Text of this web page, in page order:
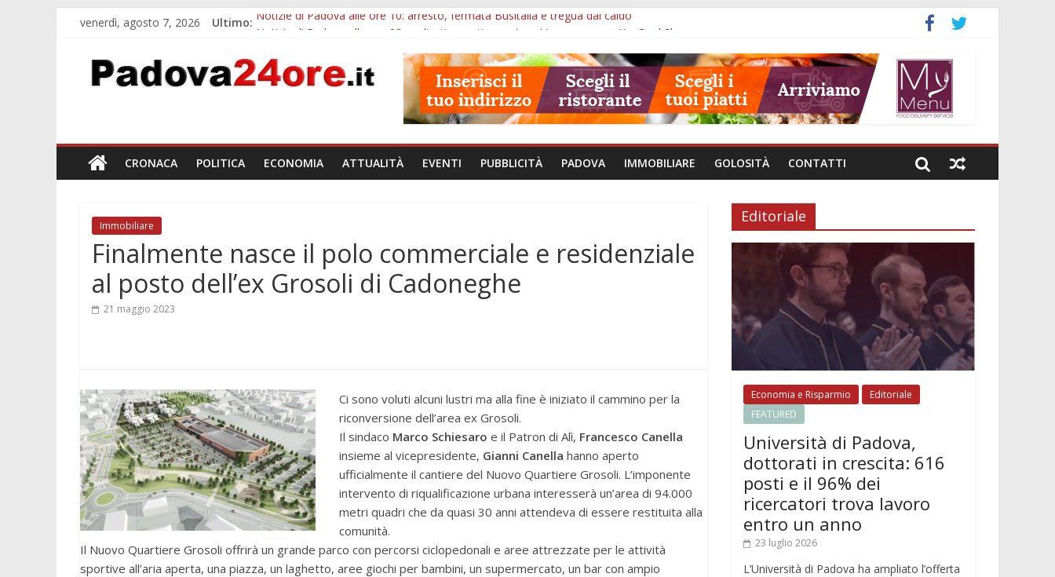
venerdì, agosto 7, 2026 Ultimo: Notizie di Padova alle ore 10: arresto, fermata Busitalia e tregua dal caldo
Bando sicurezza urbana Veneto: 650mila euro per Comuni e Polizie locali
Sicurezza esodo estivo Padova: più controlli su strade, stazioni e treni
Bonus trasporto pubblico Veneto: 200 euro per l’abbonamento annuale
CRONACA POLITICA ECONOMIA ATTUALITÀ EVENTI PUBBLICITÀ PADOVA IMMOBILIARE GOLOSITÀ CONTATTI
Immobiliare
Finalmente nasce il polo commerciale e residenziale
al posto dell’ex Grosoli di Cadoneghe
21 maggio 2023
Ci sono voluti alcuni lustri ma alla fine è iniziato il cammino per la
riconversione dell’area ex Grosoli.
Il sindaco Marco Schiesaro e il Patron di Alì, Francesco Canella
insieme al vicepresidente, Gianni Canella hanno aperto
ufficialmente il cantiere del Nuovo Quartiere Grosoli. L’imponente
intervento di riqualificazione urbana interesserà un’area di 94.000
metri quadri che da quasi 30 anni attendeva di essere restituita alla
comunità.
Il Nuovo Quartiere Grosoli offrirà un grande parco con percorsi ciclopedonali e aree attrezzate per le attività
sportive all’aria aperta, una piazza, un laghetto, aree giochi per bambini, un supermercato, un bar con ampio
Editoriale
Economia e Risparmio
Editoriale
FEATURED
Università di Padova,
dottorati in crescita: 616
posti e il 96% dei
ricercatori trova lavoro
entro un anno
23 luglio 2026
L’Università di Padova ha ampliato l’offerta